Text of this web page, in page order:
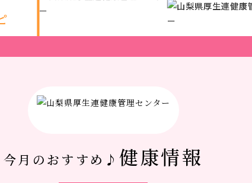
今月のおすすめ♪ 健康情報